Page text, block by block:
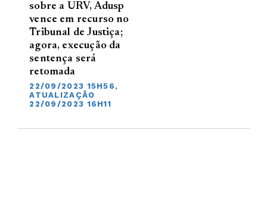
sobre a URV, Adusp
vence em recurso no
Tribunal de Justiça;
agora, execução da
sentença será
retomada
22/09/2023 15H56,
ATUALIZAÇÃO
22/09/2023 16H11